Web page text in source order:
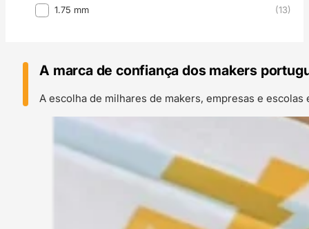
Diâmetro Filamento
1.75 mm (13)
A marca de confiança dos makers
A escolha de milhares de makers, empresas e escolas